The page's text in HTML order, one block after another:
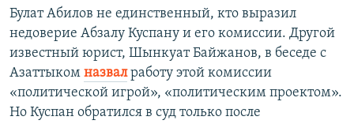
Булат Абилов не единственный, кто выразил
недоверие Абзалу Куспану и его комиссии. Другой
известный юрист, Шынкуат Байжанов, в беседе с
Азаттыком назвалработу этой комиссии
«политической игрой», «политическим проектом».
Но Куспан обратился в суд только после